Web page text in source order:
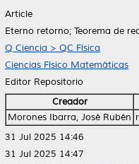
Article
Eterno retorno; Teorema de
Q Ciencia > QC Física
Ciencias Físico Matemáticas
Editor Repositorio
Creador
Morones Ibarra, José Rubén
31 Jul 2025 14:46
31 Jul 2025 14:47